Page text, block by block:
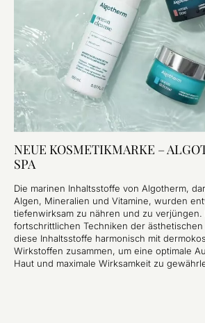
NEUE KOSMETIKMARKE –
SPA
Die marinen Inhaltsstoffe von Algotherm,
Algen, Mineralien und Vitamine, wurden
tiefenwirksam zu nähren und zu verjüngen.
fortschrittlichen Techniken der
diese Inhaltsstoffe harmonisch mit
Wirkstoffen zusammen, um eine optimale
Haut und maximale Wirksamkeit zu